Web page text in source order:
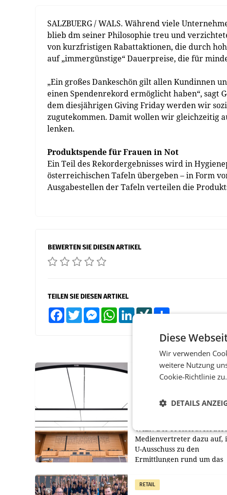
SALZBUERG / WALS. Während viele
blieb dm seiner Philosophie treu und
von kurzfristigen Rabattaktionen, die durch
auf „immergünstige“ Dauerpreise, die für
„Ein großes Dankeschön gilt allen Kundinnen
einen Spendenrekord ermöglicht haben“, sagt
dem diesjährigen Giving Friday werden wir
zugutekommen. Damit wollen wir gleichzeitig
lenken.
Produktspende für Frauen in Not
Ein Teil des Rekordergebnisses wird in
österreichischen Tafeln übergeben – in Form
Ausgabestellen der Tafeln verteilen die
BEWERTEN SIE DIESEN ARTIKEL
TEILEN SIE DIESEN ARTIKEL
FacebookTwitter MessengerWhatsAppLinkedInXING
MARKETING & MEDIA
Presserat fordert
Berichterstattung
WIEN Der Presserat fordert
Medienvertreter dazu auf,
U-Ausschuss zu den
Ermittlungen rund um das
im Justizministerium,
Pilnacek, auf sensible
RETAIL
Diese
Wir verwenden
weitere Nutzung
Cookie-Richtlinie zu.
DETAILS